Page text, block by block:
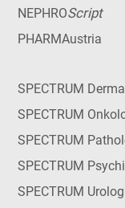
NEPHROScript
PHARMAustria
SPECTRUM
SPECTRUM
SPECTRUM
SPECTRUM
SPECTRUM